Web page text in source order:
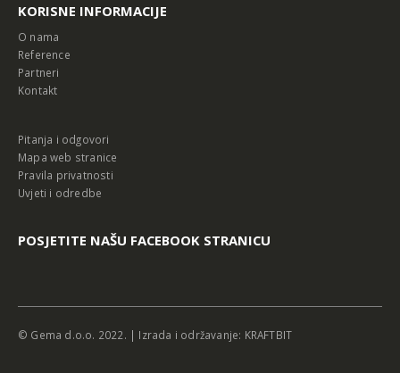
KORISNE INFORMACIJE
O nama
Reference
Partneri
Kontakt
Pitanja i odgovori
Mapa web stranice
Pravila privatnosti
Uvjeti i odredbe
POSJETITE NAŠU FACEBOOK STRANICU
© Gema d.o.o. 2022. | Izrada i održavanje: KRAFTBIT